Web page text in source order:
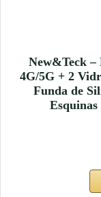
New&Teck –
4G/5G + 2
Funda de